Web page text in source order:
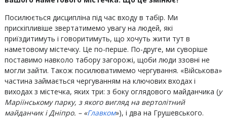
Посилюється дисципліна під час входу в табір. Ми
прискіпливіше звертатимемо увагу на людей, які
приїздитимуть і говоритимуть, що хочуть жити тут в
наметовому містечку. Це по-перше. По-друге, ми суворіше
поставимо навколо табору загорожі, щоби люди ззовні не
могли зайти. Також посилюватимемо чергування. «Військова»
частина займається чергуванням на ключових входах і
виходах з містечка, яких три: з боку оглядового майданчика (у
Маріїнському парку, з якого вигляд на вертолітний
майданчик і Дніпро. – «Главком»), і два на Грушевського.